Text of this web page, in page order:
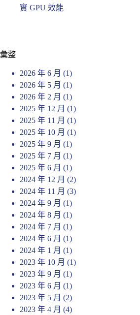
實 GPU 效能
彙整
2026 年 6 月 (1)
2026 年 5 月 (1)
2026 年 2 月 (1)
2025 年 12 月 (1)
2025 年 11 月 (1)
2025 年 10 月 (1)
2025 年 9 月 (1)
2025 年 7 月 (1)
2025 年 6 月 (1)
2024 年 12 月 (2)
2024 年 11 月 (3)
2024 年 9 月 (1)
2024 年 8 月 (1)
2024 年 7 月 (1)
2024 年 6 月 (1)
2024 年 1 月 (1)
2023 年 10 月 (1)
2023 年 9 月 (1)
2023 年 6 月 (1)
2023 年 5 月 (2)
2023 年 4 月 (4)